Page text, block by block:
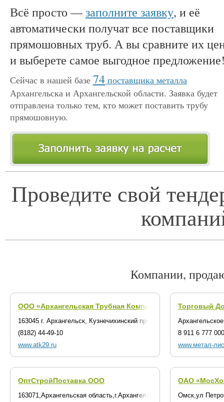
Всё просто —заполните заявку, и её
автоматически получат все поставщики
прямошовных труб. А вы сравните их
и выберете самое выгодное
Сейчас в нашей базе 74 поставщика металла
Архангельска и Архангельской области. Заявка будет
отправлена только тем, кто может поставить трубу
прямошовную.
Проведите свой
Компании,
ООО «Архангельская Трубная Компания»
(г. Архангельск)
163045 г. Архангельск, Кузнечихинский промузел, 4 строение14
(8182) 44-49-10
www.atk29.ru
Торговый
8 911 6 777 000
www.метал-
ОптСтройПоставка ООО
163071,Архангельская область,г.Архангельск,ул.Тимме,д.23
ОАО
Омск,ул